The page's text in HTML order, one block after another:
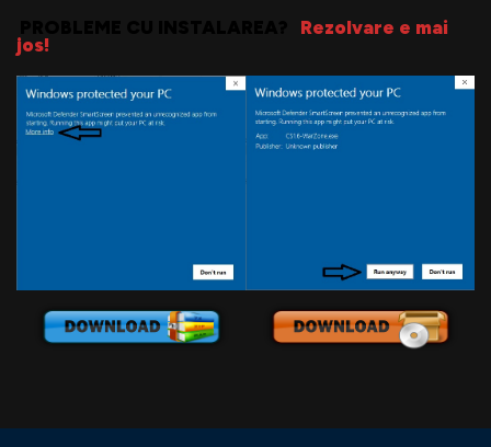
Rezolvare e mai
jos!